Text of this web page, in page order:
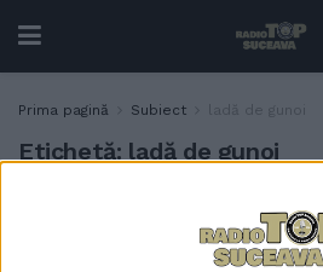
Prima pagină Subiect ladă de gunoi
Etichetă: ladă de gunoi
Pentru